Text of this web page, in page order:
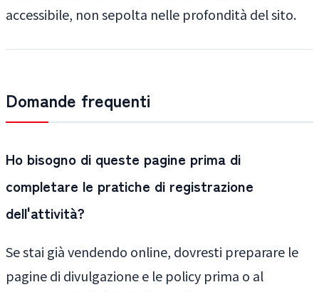
accessibile, non sepolta nelle profondità del sito.
Domande frequenti
Ho bisogno di queste pagine prima di
completare le pratiche di registrazione
dell'attività?
Se stai già vendendo online, dovresti preparare le
pagine di divulgazione e le policy prima o al